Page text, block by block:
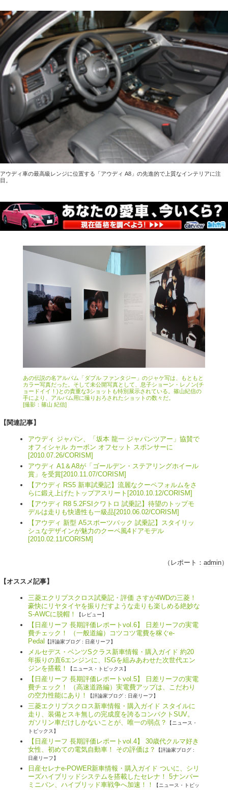
アウディ車の最高級レンジに位置する「アウディ A8」の先進的で上質なインテリアに注
目。
あの伝説の名アルバム「ダブル ファンタジー」のジャケ写は、もともと
カラー写真だった。そして未公開写真として、息子ショーン・レノン(チ
ョードイイ！)との貴重な3ショットも特別展示されている。篠山紀信の
手により、アルバム用に撮りおろされたショットの数々だ。
[撮影：篠山 紀信]
【関連記事】
アウディ ジャパン、「坂本 龍一 ジャパンツアー」協賛で
オフィシャル カーボン オフセット スポンサーに
[2010.07.26/CORISM]
アウディ A1＆A8が「ゴールデン・ステアリングホイール
賞」を受賞[2010.11.07/CORISM]
【アウディ RS5 新車試乗記】流麗なクーペフォルムをさ
らに鍛え上げたトップアスリート[2010.10.12/CORISM]
【アウディ R8 5.2FSIクワトロ 試乗記】待望のトップモ
デルは走りも快適性も一級品[2010.06.02/CORISM]
【アウディ 新型 A5スポーツバック 試乗記】スタイリッ
シュなデザインが魅力のクーペ風4ドアモデル
[2010.02.11/CORISM]
（レポート： admin）
【オススメ記事】
三菱エクリプスクロス試乗記・評価 さすが4WDの三菱！
豪快にリヤタイヤを振りだすような走りも楽しめる絶妙な
S-AWCに脱帽！
【レビュー】
【日産リーフ 長期評価レポートvol.6】 日差リーフの実電
費チェック！ （一般道編）コツコツ電費を稼ぐe-
Pedal
【評論家ブログ : 日産リーフ】
メルセデス・ベンツSクラス新車情報・購入ガイド 約20
年振りの直6エンジンに、ISGを組みあわせた次世代エン
ジンを搭載！
【ニュース・トピックス】
【日産リーフ 長期評価レポートvol.5】 日差リーフの実電
費チェック！ （高速道路編）実電費アップは、こだわり
の空力性能にあり！
【評論家ブログ : 日産リーフ】
三菱エクリプスクロス新車情報・購入ガイド スタイルに
走り、装備とスキ無しの完成度を誇るコンパクトSUV。
ガソリン車だけしかないことが、唯一の弱点？
【ニュース・
トピックス】
【日産リーフ 長期評価レポートvol.4】 30歳代クルマ好き
女性、初めての電気自動車！ その評価は？
【評論家ブログ :
日産リーフ】
日産セレナe-POWER新車情報・購入ガイド ついに、シリ
ーズハイブリッドシステムを搭載したセレナ！ 5ナンバー
ミニバン、ハイブリッド車戦争へ加速！！
【ニュース・トピッ